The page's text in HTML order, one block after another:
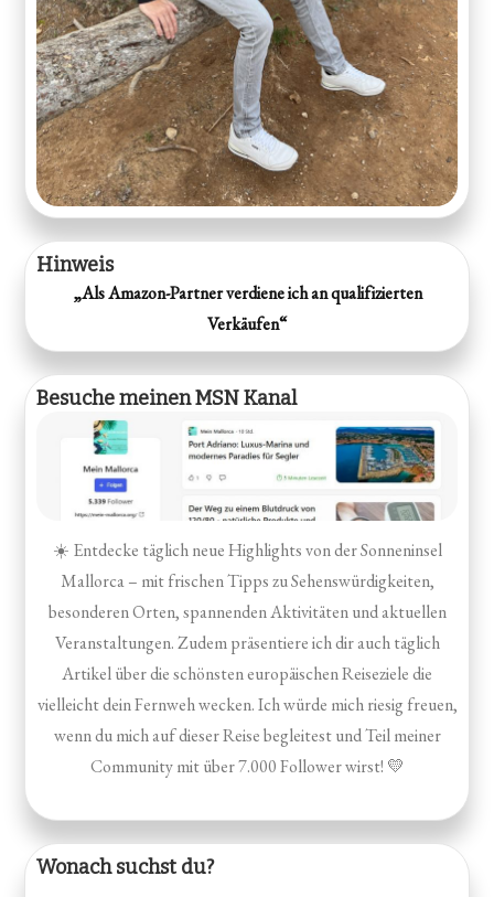
Hinweis
„Als Amazon-Partner verdiene ich an qualifizierten
Verkäufen“
Besuche meinen MSN Kanal
☀️ Entdecke täglich neue Highlights von der Sonneninsel
Mallorca – mit frischen Tipps zu Sehenswürdigkeiten,
besonderen Orten, spannenden Aktivitäten und aktuellen
Veranstaltungen. Zudem präsentiere ich dir auch täglich
Artikel über die schönsten europäischen Reiseziele die
vielleicht dein Fernweh wecken. Ich würde mich riesig freuen,
wenn du mich auf dieser Reise begleitest und Teil meiner
Community mit über 7.000 Follower wirst! 💛
Wonach suchst du?